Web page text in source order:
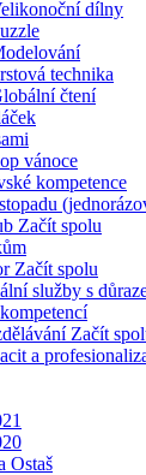
dílny
technika
čtení
vánoce
kompetence
Začít spolu
Začít spolu
služby s
Začít
a
Ostaš